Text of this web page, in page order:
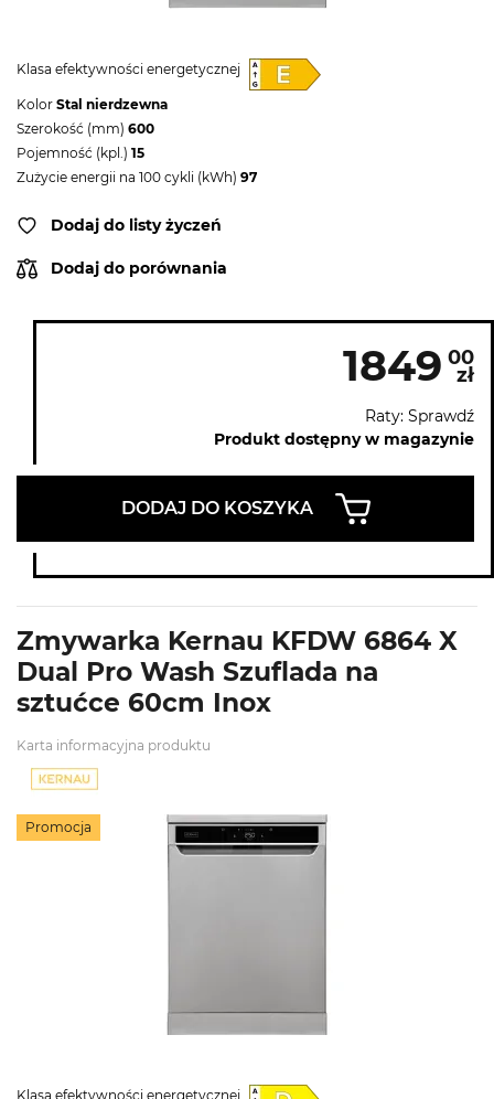
Klasa efektywności energetycznej
Kolor Stal nierdzewna
Szerokość (mm) 600
Pojemność (kpl.) 15
Zużycie energii na 100 cykli (kWh) 97
Dodaj do listy życzeń
Dodaj do porównania
1849 00
zł
Raty: Sprawdź
Produkt dostępny w magazynie
DODAJ DO KOSZYKA
Zmywarka Kernau KFDW 6864 X
Dual Pro Wash Szuflada na
sztućce 60cm Inox
Karta informacyjna produktu
Promocja
Klasa efektywności energetycznej